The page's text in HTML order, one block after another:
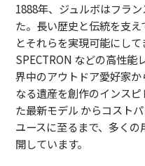
1888年、ジュルボはフラ
た。長い歴史と伝統を支
とそれらを実現可能にして
SPECTRON などの高性能
界中のアウトドア愛好家
なる遺産を創作のインス
た最新モデル からコスト
ユースに至るまで、多く
開しています。